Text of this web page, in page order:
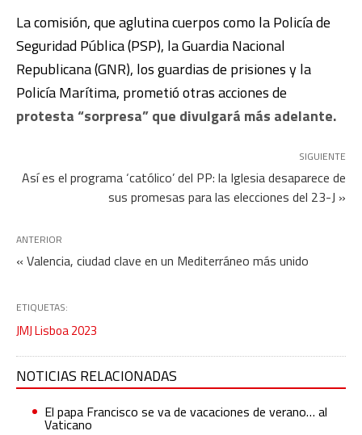
La comisión, que aglutina cuerpos como la Policía de
Seguridad Pública (PSP), la Guardia Nacional
Republicana (GNR), los guardias de prisiones y la
Policía Marítima, prometió otras acciones de
protesta “sorpresa” que divulgará más adelante.
SIGUIENTE
Así es el programa ‘católico’ del PP: la Iglesia desaparece de
sus promesas para las elecciones del 23-J »
ANTERIOR
« Valencia, ciudad clave en un Mediterráneo más unido
ETIQUETAS:
JMJ Lisboa 2023
NOTICIAS RELACIONADAS
El papa Francisco se va de vacaciones de verano… al
Vaticano